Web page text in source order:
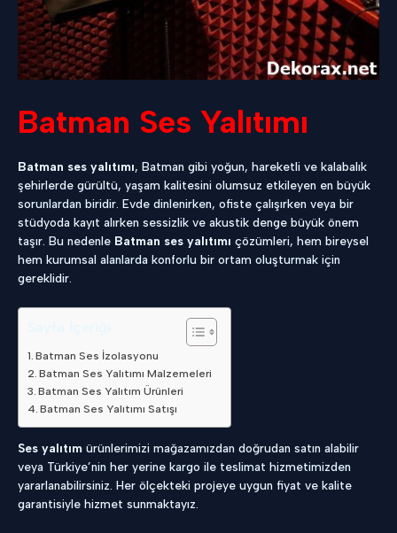
Batman Ses Yalıtımı
Batman ses yalıtımı, Batman gibi yoğun, hareketli ve kalabalık
şehirlerde gürültü, yaşam kalitesini olumsuz etkileyen en büyük
sorunlardan biridir. Evde dinlenirken, ofiste çalışırken veya bir
stüdyoda kayıt alırken sessizlik ve akustik denge büyük önem
taşır. Bu nedenle Batman ses yalıtımı çözümleri, hem bireysel
hem kurumsal alanlarda konforlu bir ortam oluşturmak için
gereklidir.
Batman Ses İzolasyonu
Batman Ses Yalıtımı Malzemeleri
Batman Ses Yalıtım Ürünleri
Batman Ses Yalıtımı Satışı
Ses yalıtım ürünlerimizi mağazamızdan doğrudan satın alabilir
veya Türkiye’nin her yerine kargo ile teslimat hizmetimizden
yararlanabilirsiniz. Her ölçekteki projeye uygun fiyat ve kalite
garantisiyle hizmet sunmaktayız.